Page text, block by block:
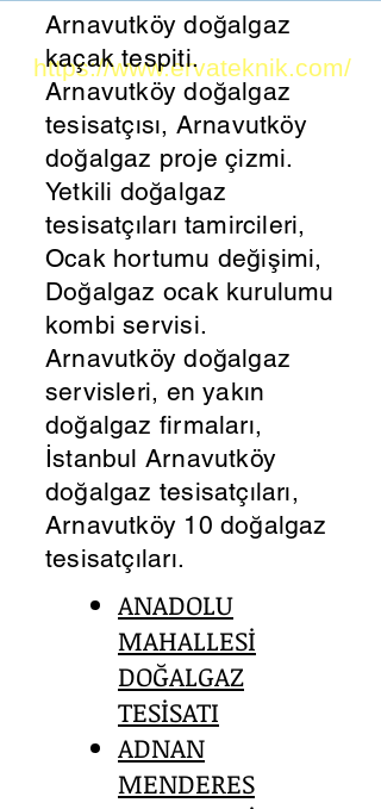
tesisatı petek temizliği
https://www.ervateknik.com/
Arnavutköy doğalgaz
kaçak tespiti.
Arnavutköy doğalgaz
tesisatçısı, Arnavutköy
doğalgaz proje çizmi.
Yetkili doğalgaz
tesisatçıları tamircileri,
Ocak hortumu değişimi,
Doğalgaz ocak kurulumu
kombi servisi.
Arnavutköy doğalgaz
servisleri, en yakın
doğalgaz firmaları,
İstanbul Arnavutköy
doğalgaz tesisatçıları,
Arnavutköy 10 doğalgaz
tesisatçıları.
ANADOLU
MAHALLESİ
DOĞALGAZ
TESİSATI
ADNAN
MENDERES